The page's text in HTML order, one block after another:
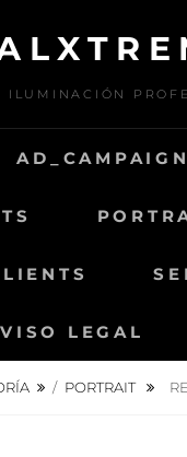
ILUMINACIÓN
LEGAL
/ PORTRAIT